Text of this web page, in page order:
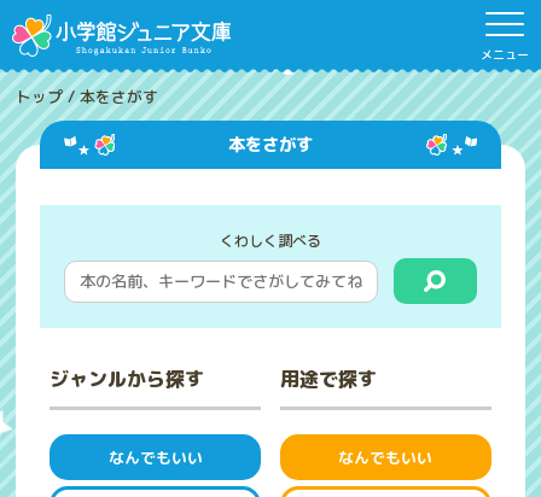
メニュー
トップ /本をさがす
本をさがす
くわしく調べる
ジャンルから探す
なんでもいい
用途で探す
なんでもいい